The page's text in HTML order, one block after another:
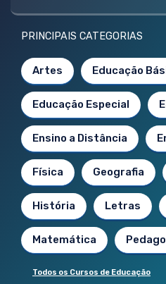
PRINCIPAIS CATEGORIAS
Artes Educação
Educação Especial
Ensino a Distância
Física Geografia
História Letras
Matemática
Todos os Cursos de Educação